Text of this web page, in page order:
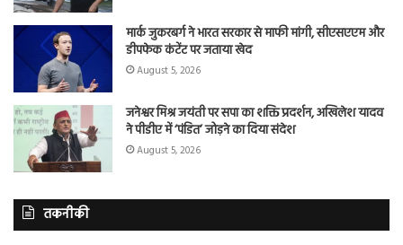
मार्क जुकरबर्ग ने भारत सरकार से माफी मांगी, सीएसएएम और
डीपफेक कंटेंट पर जताया खेद
August 5, 2026
जनेश्वर मिश्र जयंती पर सपा का शक्ति प्रदर्शन, अखिलेश यादव
ने पीडीए में ‘पंडित’ जोड़ने का दिया संदेश
August 5, 2026
तकनीकी